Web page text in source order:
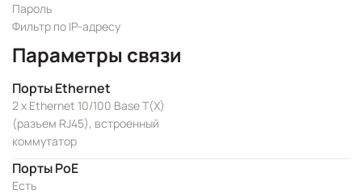
Пароль
Фильтр по IP-адресу
Параметры связи
Порты Ethernet
2 x Ethernet 10/100 Base T(X)
(разъем RJ45), встроенный
коммутатор
Порты PoE
Есть